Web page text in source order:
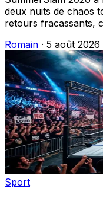
deux nuits de chaos
retours fracassants,
Romain · 5 août 2026
Sport